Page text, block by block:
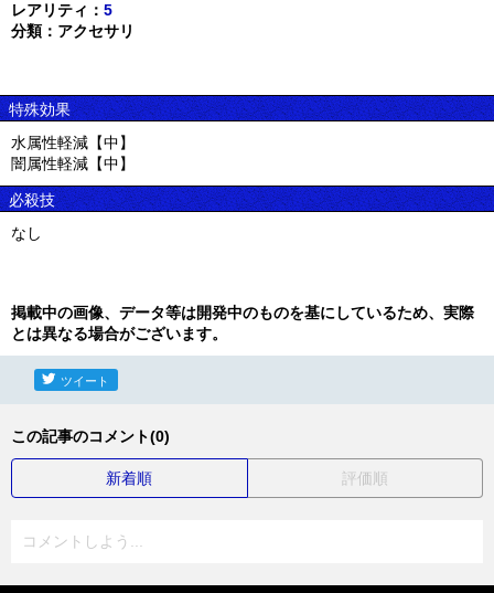
レアリティ： 5
分類：アクセサリ
特殊効果
水属性軽減【中】
闇属性軽減【中】
必殺技
なし
掲載中の画像、データ等は開発中のものを基にしているため、実際
とは異なる場合がございます。
ツイート
この記事のコメント(0)
新着順 評価順
コメントしよう...